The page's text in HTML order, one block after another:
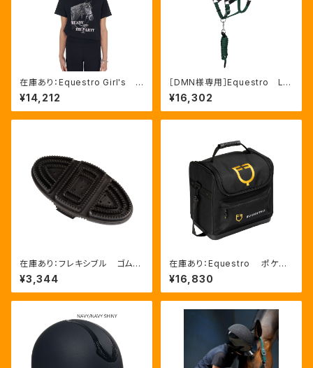
在庫あり：Equestro Girl's R
eady To The Party Ｔシャ
ツ ラインストーンTシャツ（ETK
A00249）
¥14,212
［DMN様専用］Equestro La
ni 無口＆引手セット グリー
ン FULLサイズ（ETH03002
N）
¥16,302
在庫あり：フレキシブル ゴムブ
ラシ（ETS00006）
¥3,344
在庫あり：Equestro ポケット
いっぱいグルーミングバッグ（ET
S02013）
¥16,830